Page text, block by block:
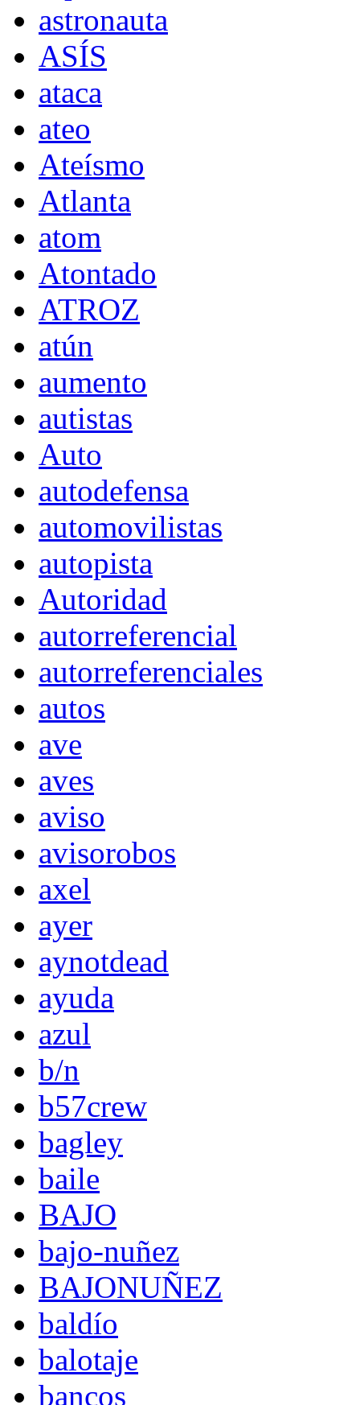
astronauta
ASÍS
ataca
ateo
Ateísmo
Atlanta
atom
Atontado
ATROZ
atún
aumento
autistas
Auto
autodefensa
automovilistas
autopista
Autoridad
autorreferencial
autorreferenciales
autos
ave
aves
aviso
avisorobos
axel
ayer
aynotdead
ayuda
azul
b/n
b57crew
bagley
baile
BAJO
bajo-nuñez
BAJONUÑEZ
baldío
balotaje
bancos